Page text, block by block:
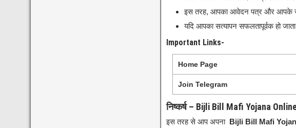
इस तरह, आपका आवेदन पत्र और आपके सभी
यदि आपका सत्यापन सफलतापूर्वक हो
Important Links-
Home Page
Join Telegram
निष्कर्ष – Bijli Bill Mafi Yojana
इस तरह से आप अपना Bijli Bill Mafi